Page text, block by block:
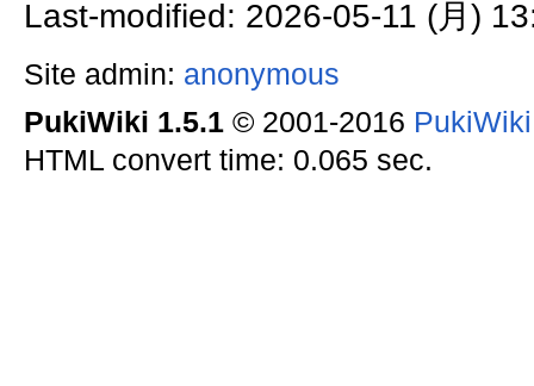
Last-modified: 2026-05-11 (月)
Site admin: anonymous
PukiWiki 1.5.1© 2001-2016
HTML convert time: 0.065 sec.